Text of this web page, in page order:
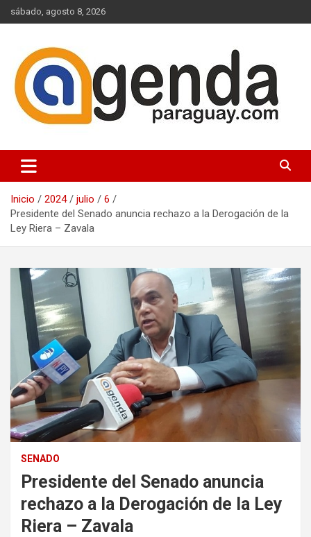
Saltar
al
sábado, agosto 8, 2026
Agenda Paraguay
Inicio 2024 julio
6
Presidente del Senado anuncia rechazo a la Derogación de la
Ley Riera – Zavala
SENADO
Presidente del Senado anuncia
rechazo a la Derogación de la Ley
Riera – Zavala